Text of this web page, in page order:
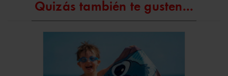
Quizás también te gusten...